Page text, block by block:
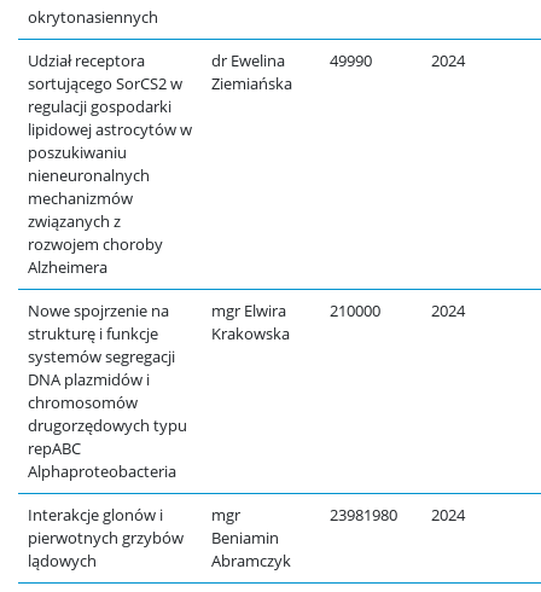
okrytonasiennych
Udział receptora
sortującego SorCS2 w
regulacji gospodarki
lipidowej astrocytów w
poszukiwaniu
nieneuronalnych
mechanizmów
związanych z
rozwojem choroby
Alzheimera
dr Ewelina
Ziemiańska
49990 2024
Nowe spojrzenie na
strukturę i funkcje
systemów segregacji
DNA plazmidów i
chromosomów
drugorzędowych typu
repABC
Alphaproteobacteria
mgr Elwira
Krakowska
210000 2024
Interakcje glonów i
pierwotnych grzybów
lądowych
mgr
Beniamin
Abramczyk
23981980 2024